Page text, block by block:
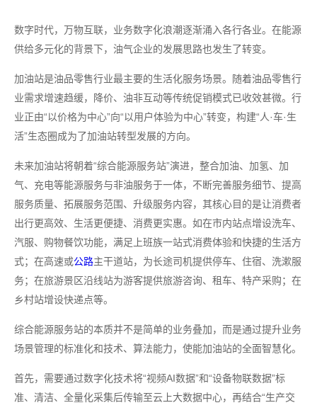
数字时代，万物互联，业务数字化浪潮逐渐涌入各行各业。在能源
供给多元化的背景下，油气企业的发展思路也发生了转变。
加油站是油品零售行业最主要的生活化服务场景。随着油品零售行
业需求增速趋缓，降价、油非互动等传统促销模式已收效甚微。行
业正由“以价格为中心”向“以用户体验为中心”转变，构建“人·车·生
活”生态圈成为了加油站转型发展的方向。
未来加油站将朝着“综合能源服务站”演进，整合加油、加氢、加
气、充电等能源服务与非油服务于一体，不断完善服务细节、提高
服务质量、拓展服务范围、升级服务内容，其核心目的是让消费者
出行更高效、生活更便捷、消费更实惠。如在市内站点增设洗车、
汽服、购物餐饮功能，满足上班族一站式消费体验和快捷的生活方
式；在高速或公路主干道站，为长途司机提供停车、住宿、洗漱服
务；在旅游景区沿线站为游客提供旅游咨询、租车、特产采购；在
乡村站增设快递点等。
综合能源服务站的本质并不是简单的业务叠加，而是通过提升业务
场景管理的标准化和技术、算法能力，使能加油站的全面智慧化。
首先，需要通过数字化技术将“视频AI数据”和“设备物联数据”标
准、清洁、全量化采集后传输至云上大数据中心，再结合“生产交